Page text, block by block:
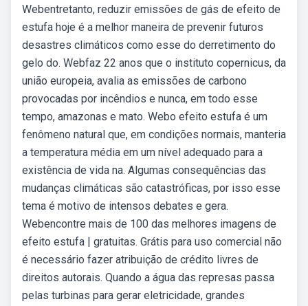
Webentretanto, reduzir emissões de gás de efeito de
estufa hoje é a melhor maneira de prevenir futuros
desastres climáticos como esse do derretimento do
gelo do. Webfaz 22 anos que o instituto copernicus, da
união europeia, avalia as emissões de carbono
provocadas por incêndios e nunca, em todo esse
tempo, amazonas e mato. Webo efeito estufa é um
fenômeno natural que, em condições normais, manteria
a temperatura média em um nível adequado para a
existência de vida na. Algumas consequências das
mudanças climáticas são catastróficas, por isso esse
tema é motivo de intensos debates e gera.
Webencontre mais de 100 das melhores imagens de
efeito estufa | gratuitas. Grátis para uso comercial não
é necessário fazer atribuição de crédito livres de
direitos autorais. Quando a água das represas passa
pelas turbinas para gerar eletricidade, grandes